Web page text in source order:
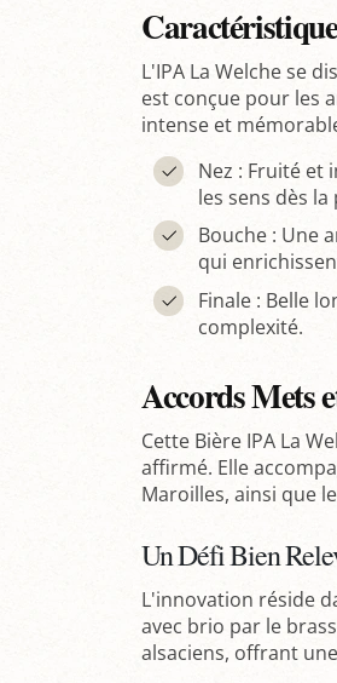
L'IPA La Welche se
est conçue pour les
intense et
Nez : Fruité et
les sens dès
Bouche : Une
qui
Finale : Belle
complexité.
Accords Mets
Cette Bière IPA La
affirmé. Elle
Maroilles, ainsi que
Un Défi Bien
L'innovation réside
avec brio par le
alsaciens, offrant